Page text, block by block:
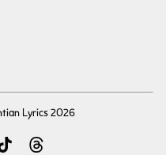
Lyrics 2026